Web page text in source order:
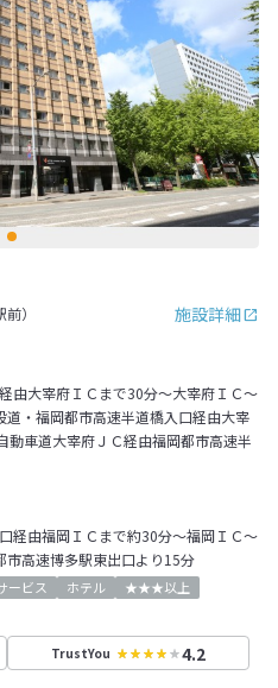
施設詳細
）
由大宰府ＩＣまで30分～大宰府ＩＣ～
・福岡都市高速半道橋入口経由大宰
動車道大宰府ＪＣ経由福岡都市高速半
経由福岡ＩＣまで約30分～福岡ＩＣ～
市高速博多駅東出口より15分
ービス ホテル
★★★以上
TrustYou 4.2